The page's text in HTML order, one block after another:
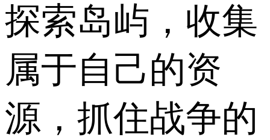
探索岛屿，收集
属于自己的资
源，抓住战争的